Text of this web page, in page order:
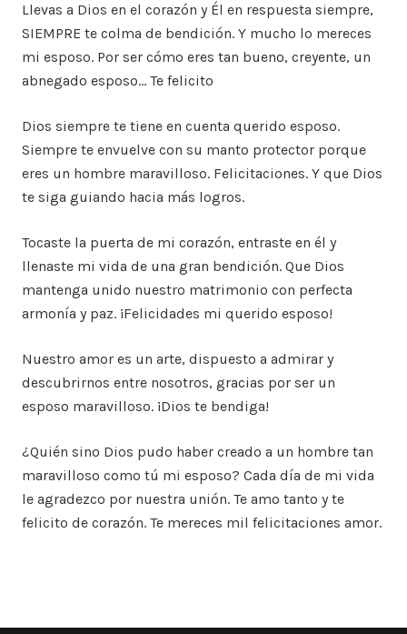
Llevas a Dios en el corazón y Él en respuesta siempre,
SIEMPRE te colma de bendición. Y mucho lo mereces
mi esposo. Por ser cómo eres tan bueno, creyente, un
abnegado esposo… Te felicito
Dios siempre te tiene en cuenta querido esposo.
Siempre te envuelve con su manto protector porque
eres un hombre maravilloso. Felicitaciones. Y que Dios
te siga guiando hacia más logros.
Tocaste la puerta de mi corazón, entraste en él y
llenaste mi vida de una gran bendición. Que Dios
mantenga unido nuestro matrimonio con perfecta
armonía y paz. ¡Felicidades mi querido esposo!
Nuestro amor es un arte, dispuesto a admirar y
descubrirnos entre nosotros, gracias por ser un
esposo maravilloso. ¡Dios te bendiga!
¿Quién sino Dios pudo haber creado a un hombre tan
maravilloso como tú mi esposo? Cada día de mi vida
le agradezco por nuestra unión. Te amo tanto y te
felicito de corazón. Te mereces mil felicitaciones amor.